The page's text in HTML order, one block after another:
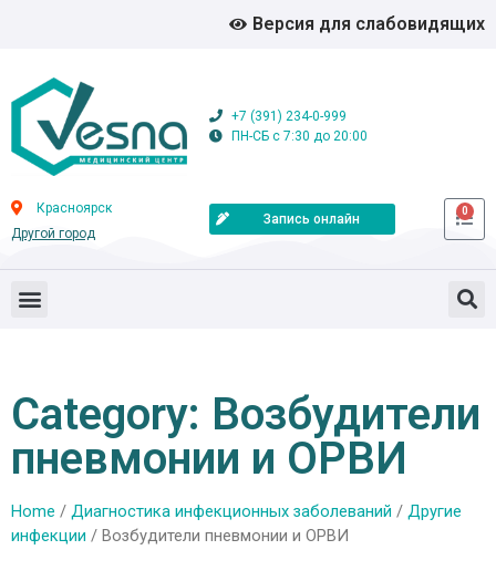
Версия для слабовидящих
+7 (391) 234-0-999
ПН-СБ с 7:30 до 20:00
Красноярск
Другой город
Запись онлайн
0
Category: Возбудители
пневмонии и ОРВИ
Home / Диагностика инфекционных заболеваний / Другие
инфекции / Возбудители пневмонии и ОРВИ